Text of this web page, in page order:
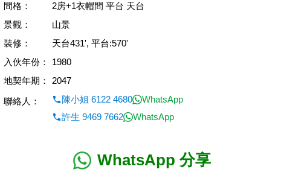
間格：
2房+1衣帽間 平台 天台
景觀：
山景
裝修：
天台431', 平台:570'
入伙年份：
1980
地契年期：
2047
聯絡人：
陳小姐 6122 4680
WhatsApp
許生 9469 7662
WhatsApp
WhatsApp 分享